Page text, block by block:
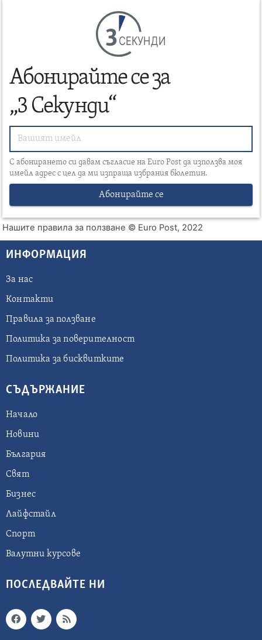
СЕКУНДИ
Абонирайте се за
„3 Секунди“
С абонирането си давам съгласие на Euro Post да използва моя
имейл адрес с цел да ми изпраща избрания бюлетин.
Абонирайте се
Нашите правила за ползване © Euro Post, 2022
ИНФОРМАЦИЯ
За нас
Контакти
Правила за ползване
Политика за поверителност
Политика за бисквитките
СЪДЪРЖАНИЕ
Начало
Новини
България
Свят
Бизнес
Лайфстайл
Спорт
Валутни курсове
ПОСЛЕДВАЙТЕ НИ